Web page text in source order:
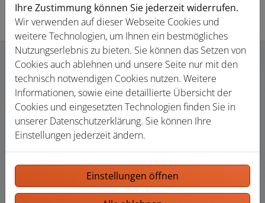
CONCEPT
GEOMETRISCHE SPIELE
Inverso umfasst die charakteristischen Elemente der
Marke, von Rechtecken bis Kreisen, in einer Reise, die
diese beiden geometrischen Formen in einer
unlöslichen Verbindung zusammenführt, betont durch
Elemente, die sich harmonisch gegeneinanderstellen,
Ihre Zustimmung können Sie jederzeit widerrufen.
Wir verwenden auf dieser Webseite Cookies und
weitere Technologien, um Ihnen ein bestmögliches
Nutzungserlebnis zu bieten. Sie können das Setzen von
Cookies auch ablehnen und unsere Seite nur mit den
technisch notwendigen Cookies nutzen. Weitere
Informationen, sowie eine detaillierte Übersicht der
Cookies und eingesetzten Technologien finden Sie in
unserer Datenschutzerklärung. Sie können Ihre
Einstellungen jederzeit ändern.
Einstellungen öffnen